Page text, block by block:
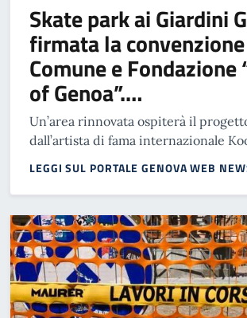
Skate park ai Giardini
firmata la
Comune e Fondazione
of Genoa”.…
Un’area rinnovata ospiterà il
dall’artista di fama internazionale
LEGGI SUL PORTALE GENOVA WEB